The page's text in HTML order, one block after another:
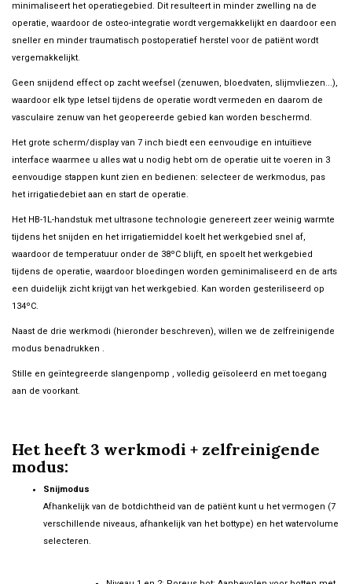
minimaliseert het operatiegebied. Dit resulteert in minder zwelling na de
operatie, waardoor de osteo-integratie wordt vergemakkelijkt en daardoor een
sneller en minder traumatisch postoperatief herstel voor de patiënt wordt
vergemakkelijkt.
Geen snijdend effect op zacht weefsel (zenuwen, bloedvaten, slijmvliezen...),
waardoor elk type letsel tijdens de operatie wordt vermeden en daarom de
vasculaire zenuw van het geopereerde gebied kan worden beschermd.
Het grote scherm/display van 7 inch biedt een eenvoudige en intuïtieve
interface waarmee u alles wat u nodig hebt om de operatie uit te voeren in 3
eenvoudige stappen kunt zien en bedienen: selecteer de werkmodus, pas
het irrigatiedebiet aan en start de operatie.
Het HB-1L-handstuk met ultrasone technologie genereert zeer weinig warmte
tijdens het snijden en het irrigatiemiddel koelt het werkgebied snel af,
waardoor de temperatuur onder de 38ºC blijft, en spoelt het werkgebied
tijdens de operatie, waardoor bloedingen worden geminimaliseerd en de arts
een duidelijk zicht krijgt van het werkgebied. Kan worden gesteriliseerd op
134ºC.
Naast de drie werkmodi (hieronder beschreven), willen we de zelfreinigende
modus benadrukken .
Stille en geïntegreerde slangenpomp , volledig geïsoleerd en met toegang
aan de voorkant.
Het heeft 3 werkmodi + zelfreinigende
modus:
Snijmodus
Afhankelijk van de botdichtheid van de patiënt kunt u het vermogen (7
verschillende niveaus, afhankelijk van het bottype) en het watervolume
selecteren.